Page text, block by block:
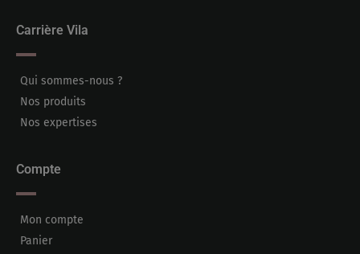
Carrière Vila
Qui sommes-nous ?
Nos produits
Nos expertises
Compte
Mon compte
Panier